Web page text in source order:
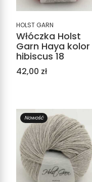
HOLST GARN
Włóczka Holst
Garn Haya kolor
hibiscus 18
Cena
42,00 zł
Nowość